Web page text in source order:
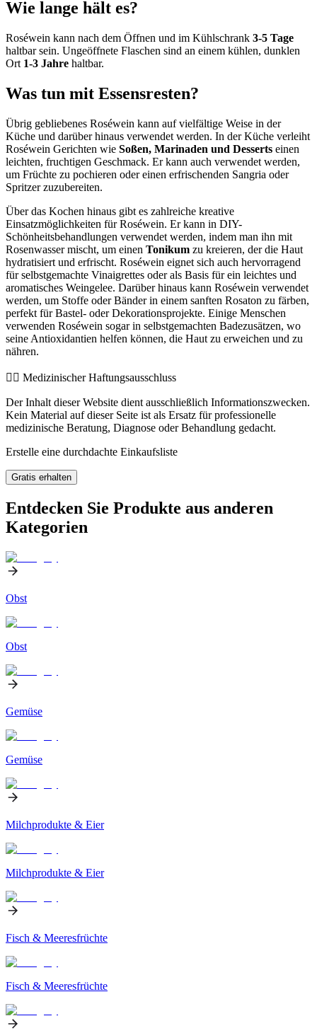
Wie lange hält es?
Roséwein kann nach dem Öffnen und im Kühlschrank 3-5 Tage
haltbar sein. Ungeöffnete Flaschen sind an einem kühlen, dunklen
Ort 1-3 Jahre haltbar.
Was tun mit Essensresten?
Übrig gebliebenes Roséwein kann auf vielfältige Weise in der
Küche und darüber hinaus verwendet werden. In der Küche verleiht
Roséwein Gerichten wie Soßen, Marinaden und Desserts einen
leichten, fruchtigen Geschmack. Er kann auch verwendet werden,
um Früchte zu pochieren oder einen erfrischenden Sangria oder
Spritzer zuzubereiten.
Über das Kochen hinaus gibt es zahlreiche kreative
Einsatzmöglichkeiten für Roséwein. Er kann in DIY-
Schönheitsbehandlungen verwendet werden, indem man ihn mit
Rosenwasser mischt, um einen Tonikum zu kreieren, der die Haut
hydratisiert und erfrischt. Roséwein eignet sich auch hervorragend
für selbstgemachte Vinaigrettes oder als Basis für ein leichtes und
aromatisches Weingelee. Darüber hinaus kann Roséwein verwendet
werden, um Stoffe oder Bänder in einem sanften Rosaton zu färben,
perfekt für Bastel- oder Dekorationsprojekte. Einige Menschen
verwenden Roséwein sogar in selbstgemachten Badezusätzen, wo
seine Antioxidantien helfen können, die Haut zu erweichen und zu
nähren.
👨‍⚕️️ Medizinischer Haftungsausschluss
Der Inhalt dieser Website dient ausschließlich Informationszwecken.
Kein Material auf dieser Seite ist als Ersatz für professionelle
medizinische Beratung, Diagnose oder Behandlung gedacht.
Erstelle eine durchdachte Einkaufsliste
Gratis erhalten
Entdecken Sie Produkte aus anderen
Kategorien
Obst
Obst
Gemüse
Gemüse
Milchprodukte & Eier
Milchprodukte & Eier
Fisch & Meeresfrüchte
Fisch & Meeresfrüchte